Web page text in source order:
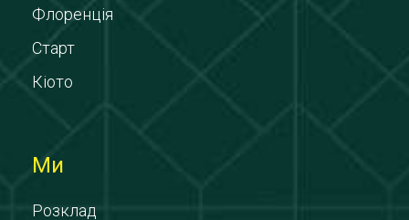
Флоренція
Старт
Кіото
Ми
Розклад